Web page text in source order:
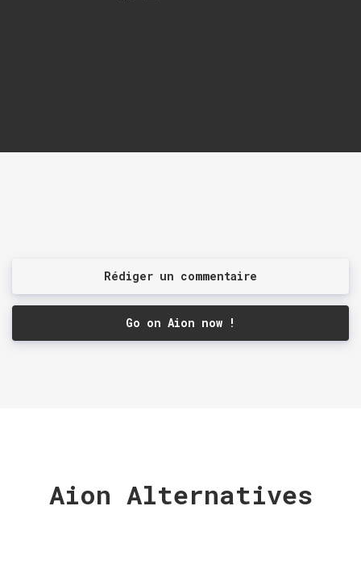
Rédiger un commentaire
Go on Aion now !
Aion Alternatives